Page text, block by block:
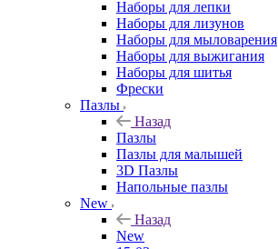
Наборы для лепки
Наборы для лизунов
Наборы для мыловарения
Наборы для выжигания
Наборы для шитья
Фрески
Пазлы
Назад
Пазлы
Пазлы для малышей
3D Пазлы
Напольные пазлы
New
Назад
New